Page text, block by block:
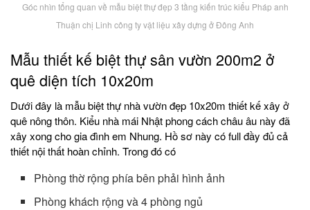
Góc nhìn tổng quan về mẫu biệt thự đẹp 3 tầng kiến trúc kiểu Pháp anh
Thuận chị Linh công ty vật liệu xây dựng ở Đông Anh
Mẫu thiết kế biệt thự sân vườn 200m2 ở
quê diện tích 10x20m
Dưới đây là mẫu biệt thự nhà vườn đẹp 10x20m thiết kế xây ở
quê nông thôn. Kiểu nhà mái Nhật phong cách châu âu này đã
xây xong cho gia đình em Nhung. Hồ sơ này có full đầy đủ cả
thiết nội thất hoàn chỉnh. Trong đó có
Phòng thờ rộng phía bên phải hình ảnh
Phòng khách rộng và 4 phòng ngủ